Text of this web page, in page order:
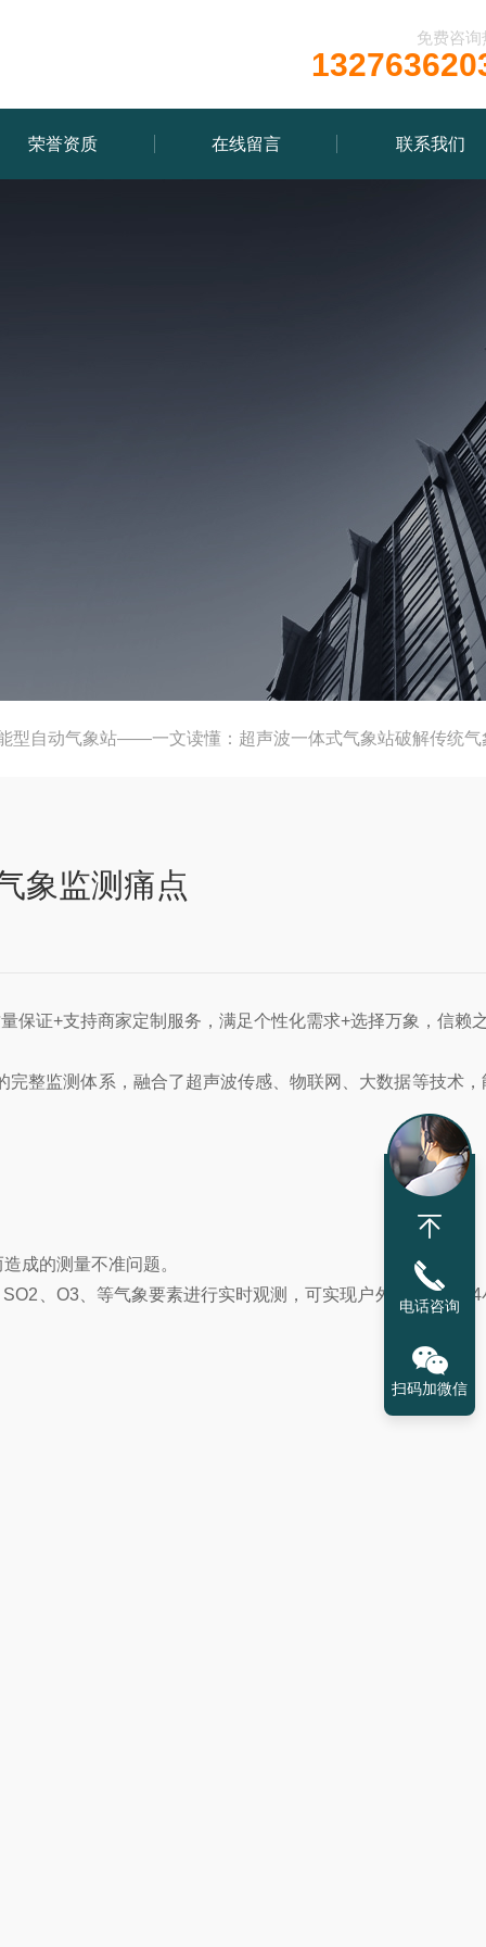
免费咨询
荣誉资质 在线留言 联系我们
型自动气象站——一文读懂：超声波一体式气象站破解传统气
象监测痛点
保证+支持商家定制服务，满足个性化需求+选择万象，信赖
整监测体系，融合了超声波传感、物联网、大数据等技术，
成的测量不准问题。
、O3、等气象要素进行实时观测，可实现户外气象参数
电话咨询
扫码加微信